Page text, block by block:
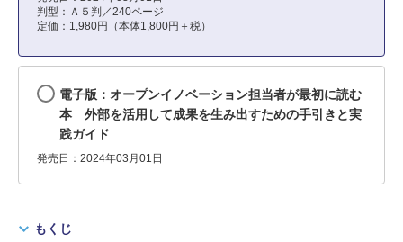
判型：Ａ５判／240ページ
定価：1,980円（本体1,800円＋税）
電子版：オープンイノベーション担当者が最初に読む
本 外部を活用して成果を生み出すための手引きと実
践ガイド
発売日：2024年03月01日
もくじ